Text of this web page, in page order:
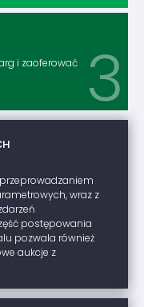
i zaoferować
wraz z
postępowania
pozwala również
aukcje z